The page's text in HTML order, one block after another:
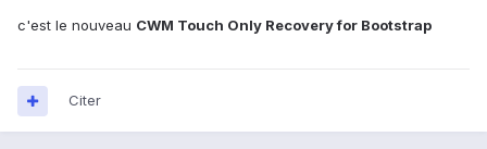
c'est le nouveau CWM Touch Only Recovery for Bootstrap
Citer